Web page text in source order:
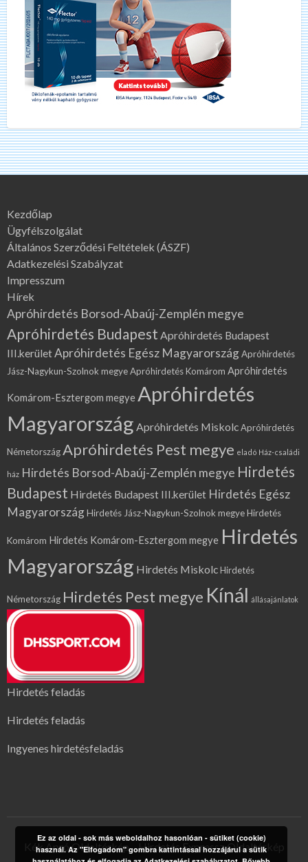
Kezdőlap
Ügyfélszolgálat
Általános Szerződési Feltételek (ÁSZF)
Adatkezelési Szabályzat
Impresszum
Hírek
Apróhirdetés Borsod-Abaúj-Zemplén megye
Apróhirdetés Budapest Apróhirdetés Budapest
III.kerületApróhirdetés Egész MagyarországApróhirdetés
Jász-Nagykun-Szolnok megyeApróhirdetés Komárom Apróhirdetés
Komárom-Esztergom megye Apróhirdetés
Magyarország Apróhirdetés MiskolcApróhirdetés
NémetországApróhirdetés Pest megye eladó Ház-családi
ház Hirdetés Borsod-Abaúj-Zemplén megye Hirdetés
Budapest Hirdetés Budapest III.kerület Hirdetés Egész
MagyarországHirdetés Jász-Nagykun-Szolnok megyeHirdetés
Komárom Hirdetés Komárom-Esztergom megye Hirdetés
Magyarország Hirdetés MiskolcHirdetés
Németország Hirdetés Pest megye Kínál állásajánlatok
Hirdetés feladás
Hirdetés feladás
Ingyenes hirdetésfeladás
Kék Apró Oldaltérkép Hirdetés Expressz Oldaltérkép
Ez az oldal - sok más weboldalhoz hasonlóan - sütiket (cookie)
használ. Az "Elfogadom" gombra kattintással hozzájárul a sütik